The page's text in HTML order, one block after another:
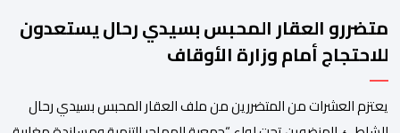
متضررو العقار المحبس بسيدي رحال يستعدون
للاحتجاج أمام وزارة الأوقاف
يعتزم العشرات من المتضررين من ملف العقار المحبس بسيدي رحال